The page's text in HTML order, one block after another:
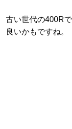
古い世代の400R
良いかもですね。